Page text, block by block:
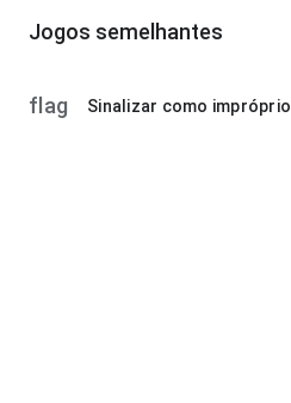
Jogos semelhantes
flag Sinalizar como impróprio